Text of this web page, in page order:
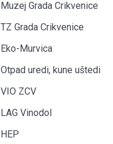
Muzej Grada Crikvenice
TZ Grada Crikvenice
Eko-Murvica
Otpad uredi, kune uštedi
VIO ZCV
LAG Vinodol
HEP